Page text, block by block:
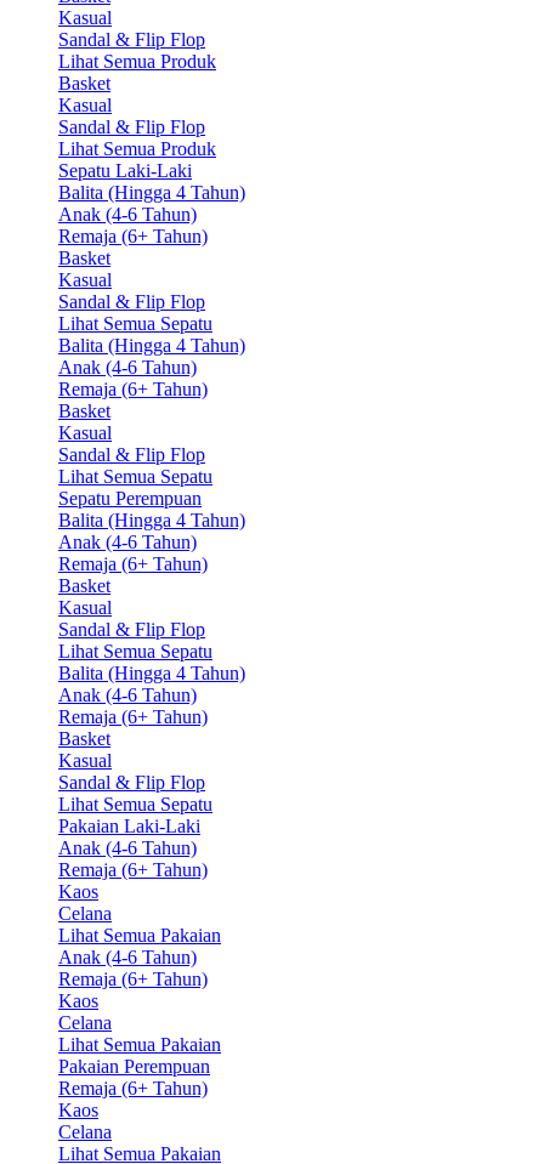
Kasual
Sandal & Flip Flop
Lihat Semua Produk
Basket
Kasual
Sandal & Flip Flop
Lihat Semua Produk
Sepatu Laki-Laki
Balita (Hingga 4 Tahun)
Anak (4-6 Tahun)
Remaja (6+ Tahun)
Basket
Kasual
Sandal & Flip Flop
Lihat Semua Sepatu
Balita (Hingga 4 Tahun)
Anak (4-6 Tahun)
Remaja (6+ Tahun)
Basket
Kasual
Sandal & Flip Flop
Lihat Semua Sepatu
Sepatu Perempuan
Balita (Hingga 4 Tahun)
Anak (4-6 Tahun)
Remaja (6+ Tahun)
Basket
Kasual
Sandal & Flip Flop
Lihat Semua Sepatu
Balita (Hingga 4 Tahun)
Anak (4-6 Tahun)
Remaja (6+ Tahun)
Basket
Kasual
Sandal & Flip Flop
Lihat Semua Sepatu
Pakaian Laki-Laki
Anak (4-6 Tahun)
Remaja (6+ Tahun)
Kaos
Celana
Lihat Semua Pakaian
Anak (4-6 Tahun)
Remaja (6+ Tahun)
Kaos
Celana
Lihat Semua Pakaian
Pakaian Perempuan
Remaja (6+ Tahun)
Kaos
Celana
Lihat Semua Pakaian